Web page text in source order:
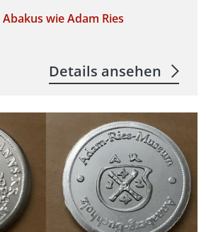
wie Adam Ries
Details ansehen